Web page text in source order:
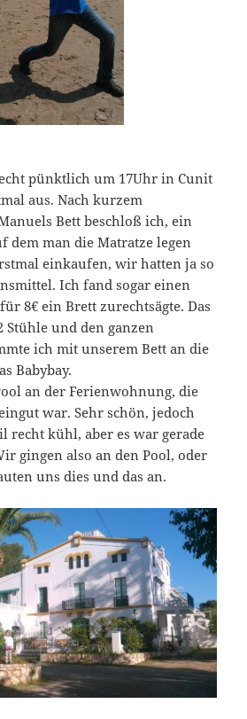
pünktlich um 17Uhr in Cunit
aus. Nach kurzem
Bett beschloß ich, ein
dem man die Matratze legen
einkaufen, wir hatten ja so
Ich fand sogar einen
8€ ein Brett zurechtsägte. Das
Stühle und den ganzen
ich mit unserem Bett an die
Babybay.
an der Ferienwohnung, die
war. Sehr schön, jedoch
recht kühl, aber es war gerade
gingen also an den Pool, oder
uns dies und das an.